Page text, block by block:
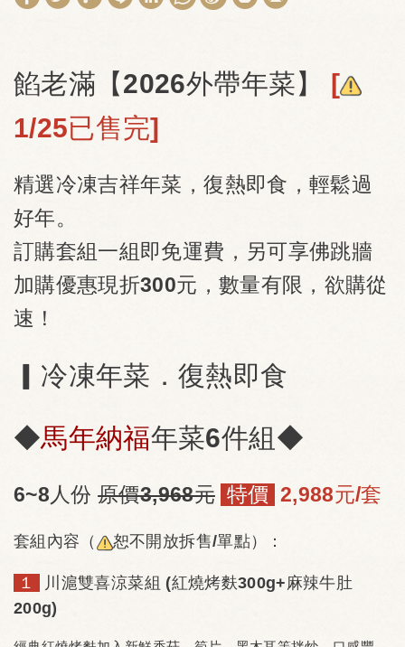
餡老滿【2026外帶年菜】
[
1/25已售完]
精選冷凍吉祥年菜，復熱即食，輕鬆過
好年。
訂購套組一組即免運費，另可享佛跳牆
加購優惠現折300元，數量有限，欲購從
速！
▎冷凍年菜．復熱即食
◆馬年納福年菜6件組◆
6~8人份原價3,968元 特價 2,988元/套
套組內容（ 恕不開放拆售/單點）：
１
川滬雙喜涼菜組 (紅燒烤麩300g+麻辣牛肚
200g)